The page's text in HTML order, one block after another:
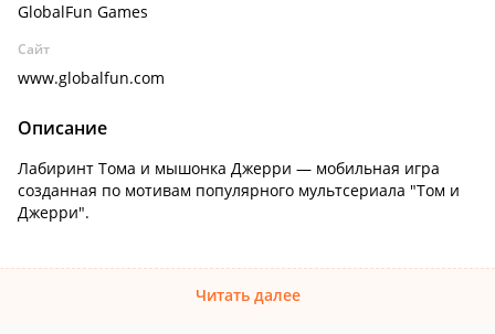
GlobalFun Games
Сайт
www.globalfun.com
Описание
Лабиринт Тома и мышонка Джерри — мобильная игра
созданная по мотивам популярного мультсериала "Том и
Джерри".
Читать далее